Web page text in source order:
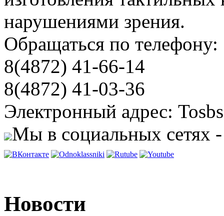
нарушениями зрения.
Обращаться по телефону:
8(4872) 41-66-14
8(4872) 41-03-36
Электронный адрес:
Мы в социальных сетях
Новости